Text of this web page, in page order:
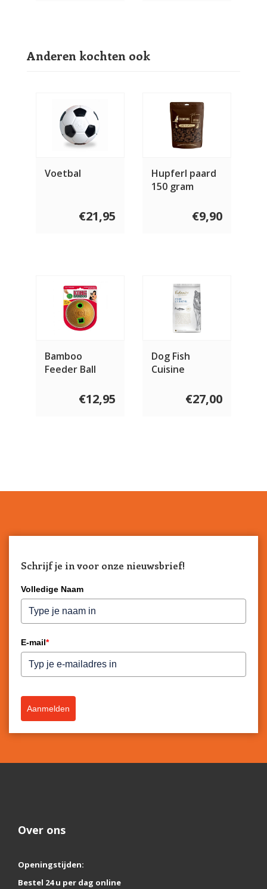
Anderen kochten ook
Voetbal
€21,95
Hupferl paard
150 gram
€9,90
Bamboo
Feeder Ball
€12,95
Dog Fish
Cuisine
€27,00
Schrijf je in voor onze nieuwsbrief!
Volledige Naam
E-mail*
Aanmelden
Over ons
Openingstijden:
Bestel 24 u per dag online